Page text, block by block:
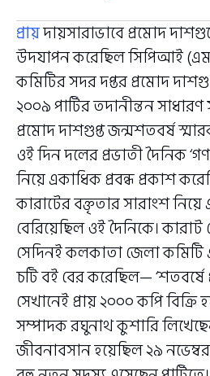
প্রায়দায়সারাভাবে প্রমোদ
উদযাপন করেছিল সিপিআই
কমিটির সদর দপ্তর প্রমোদ
২০০৯ পার্টির তদানীন্তন
প্রমোদ দাশগুপ্ত জন্মশতবর্ষ
ওই দিন দলের প্রভাতী দৈনিক
নিয়ে একাধিক প্রবন্ধ প্রকাশ
কারাটের বক্তৃতার সারাংশ
বেরিয়েছিল ওই দৈনিকে।
সেদিনই কলকাতা জেলা কমিটি
চটি বই বের করেছিল— ‘শতবর্ষে
সেখানেই প্রায় ২০০০ কপি
সম্পাদক রঘুনাথ কুশারি
জীবনাবসান হয়েছিল ২৯